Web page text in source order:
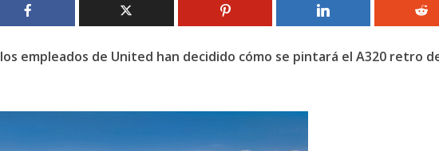
los empleados de United han decidido cómo se pintará el A320 retro